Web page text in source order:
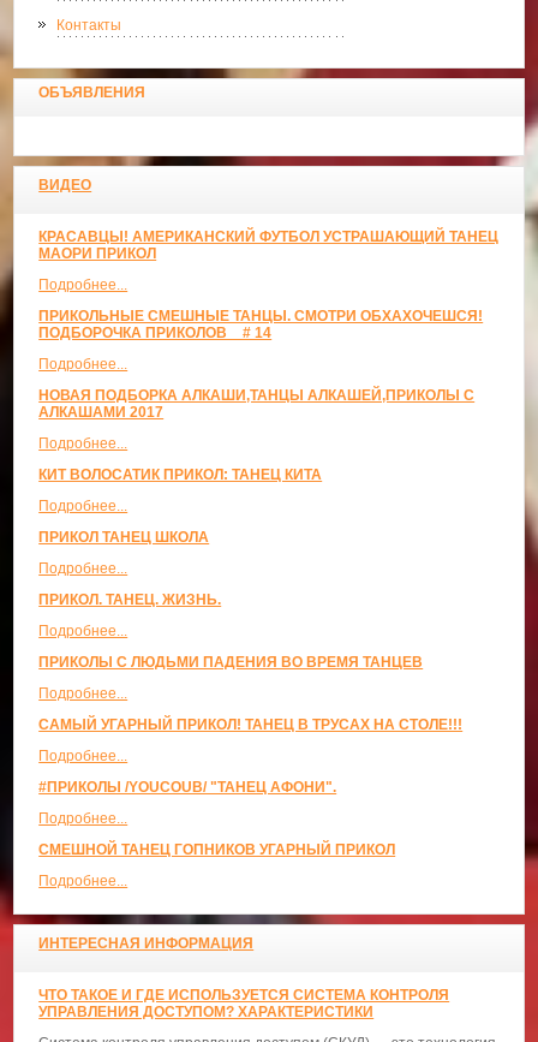
Контакты
ОБЪЯВЛЕНИЯ
ВИДЕО
КРАСАВЦЫ! АМЕРИКАНСКИЙ ФУТБОЛ УСТРАШАЮЩИЙ ТАНЕЦ
МАОРИ ПРИКОЛ
Подробнее...
ПРИКОЛЬНЫЕ СМЕШНЫЕ ТАНЦЫ. СМОТРИ ОБХАХОЧЕШСЯ!
ПОДБОРОЧКА ПРИКОЛОВ _ # 14
Подробнее...
НОВАЯ ПОДБОРКА АЛКАШИ,ТАНЦЫ АЛКАШЕЙ,ПРИКОЛЫ С
АЛКАШАМИ 2017
Подробнее...
КИТ ВОЛОСАТИК ПРИКОЛ: ТАНЕЦ КИТА
Подробнее...
ПРИКОЛ ТАНЕЦ ШКОЛА
Подробнее...
ПРИКОЛ. ТАНЕЦ. ЖИЗНЬ.
Подробнее...
ПРИКОЛЫ С ЛЮДЬМИ ПАДЕНИЯ ВО ВРЕМЯ ТАНЦЕВ
Подробнее...
САМЫЙ УГАРНЫЙ ПРИКОЛ! ТАНЕЦ В ТРУСАХ НА СТОЛЕ!!!
Подробнее...
#ПРИКОЛЫ /YOUCOUB/ "ТАНЕЦ АФОНИ".
Подробнее...
СМЕШНОЙ ТАНЕЦ ГОПНИКОВ УГАРНЫЙ ПРИКОЛ
Подробнее...
ИНТЕРЕСНАЯ ИНФОРМАЦИЯ
ЧТО ТАКОЕ И ГДЕ ИСПОЛЬЗУЕТСЯ СИСТЕМА КОНТРОЛЯ
УПРАВЛЕНИЯ ДОСТУПОМ? ХАРАКТЕРИСТИКИ